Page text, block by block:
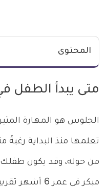
المحتوى
متى يبدأ الطفل
الجلوس هو المهارة
تعلمها منذ البداية
من حوله، وقد يكون
مبكر في عمر